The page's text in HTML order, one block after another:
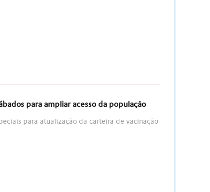
para ampliar acesso da população
para atualização da carteira de vacinação